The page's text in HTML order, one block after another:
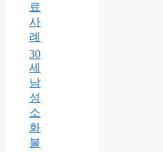
료
사
례
30
세
남
성
소
화
불